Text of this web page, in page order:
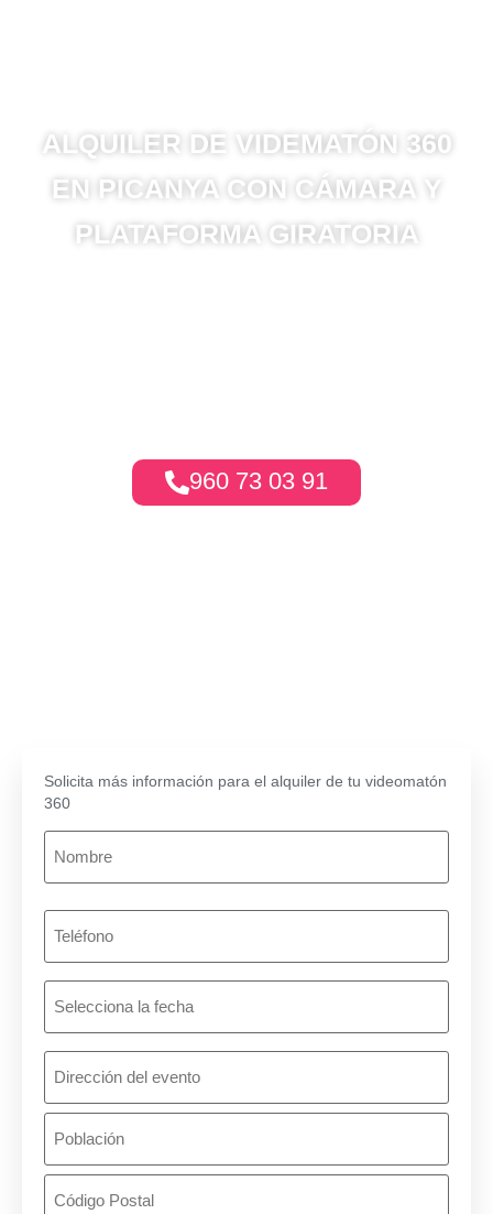
ALQUILER DE VIDEMATÓN 360
EN PICANYA CON CÁMARA Y
PLATAFORMA GIRATORIA
960 73 03 91
Solicita más información para el alquiler de tu videomatón
360
Nombre
(Obligatorio)
Teléfono
(Obligatorio)
Selecciona
la
evento
¿Dónde
es
el